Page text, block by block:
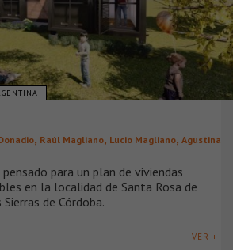
, Raúl Magliano, Lucio Magliano, Agustina
para un plan de viviendas
en la localidad de Santa Rosa de
de Córdoba.
VER +